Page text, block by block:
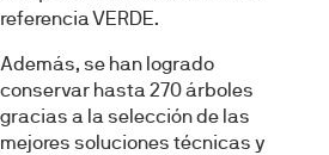
referencia VERDE.
Además, se han logrado
conservar hasta 270 árboles
gracias a la selección de las
mejores soluciones técnicas y